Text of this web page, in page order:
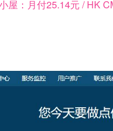
屋：月付25.14元 / HK